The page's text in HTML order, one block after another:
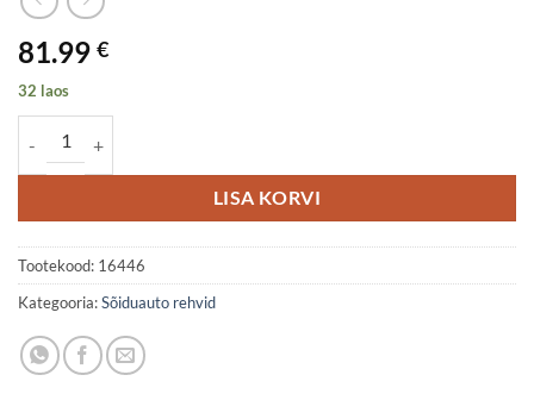
81.99 €
32 laos
LISA KORVI
Tootekood: 16446
Kategooria:Sõiduauto rehvid